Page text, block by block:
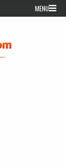
Skip to content
MENU